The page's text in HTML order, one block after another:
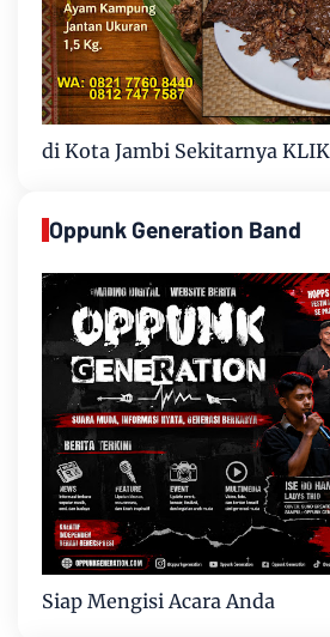
di Kota Jambi Sekitarnya
Oppunk Generation Band
Siap Mengisi Acara Anda